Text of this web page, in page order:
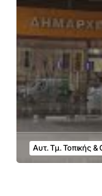
Αυτ. Τμ. Τοπικής &